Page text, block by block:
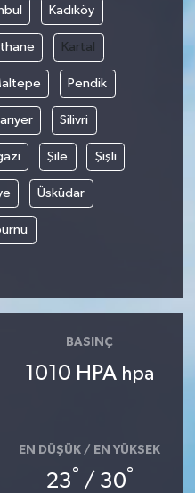
Kadıköy
Kartal
Pendik
Silivri
Şile Şişli
Üsküdar
BASINÇ
1010 HPA hpa
EN DÜŞÜK / EN YÜKSEK
23° / 30°